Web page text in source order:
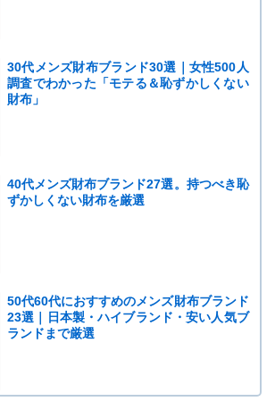
30代メンズ財布ブランド30選｜女性500人
調査でわかった「モテる＆恥ずかしくない
財布」
40代メンズ財布ブランド27選。持つべき恥
ずかしくない財布を厳選
50代60代におすすめのメンズ財布ブランド
23選｜日本製・ハイブランド・安い人気ブ
ランドまで厳選